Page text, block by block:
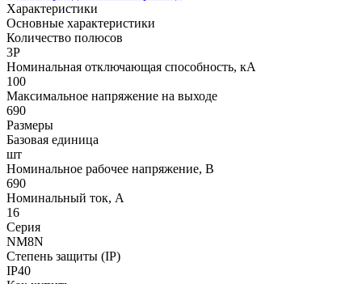
Характеристики
Основные характеристики
Количество полюсов
3P
Номинальная отключающая способность, кА
100
Максимальное напряжение на выходе
690
Размеры
Базовая единица
шт
Номинальное рабочее напряжение, В
690
Номинальный ток, А
16
Серия
NM8N
Степень защиты (IP)
IP40